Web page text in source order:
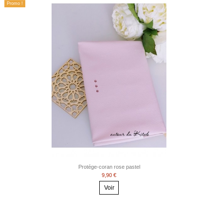
Promo !
Protége-coran rose pastel
9,90 €
Voir